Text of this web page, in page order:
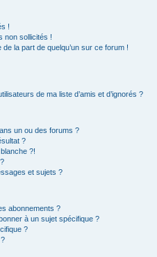
!
non sollicités !
la part de quelqu’un sur ce forum !
de ma liste d’amis et d’ignorés ?
un ou des forums ?
?
?!
et sujets ?
abonnements ?
à un sujet spécifique ?
?